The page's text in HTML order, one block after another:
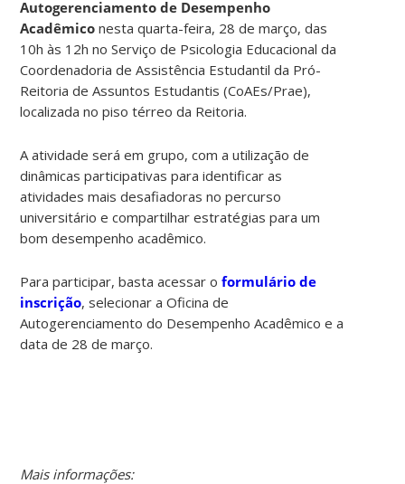
Autogerenciamento de Desempenho
Acadêmiconesta quarta-feira, 28 de março, das
10h às 12h no Serviço de Psicologia Educacional da
Coordenadoria de Assistência Estudantil da Pró-
Reitoria de Assuntos Estudantis (CoAEs/Prae),
localizada no piso térreo da Reitoria.
A atividade será em grupo, com a utilização de
dinâmicas participativas para identificar as
atividades mais desafiadoras no percurso
universitário e compartilhar estratégias para um
bom desempenho acadêmico.
Para participar, basta acessar oformulário de
inscrição, selecionar a Oficina de
Autogerenciamento do Desempenho Acadêmico e a
data de 28 de março.
Mais informações: